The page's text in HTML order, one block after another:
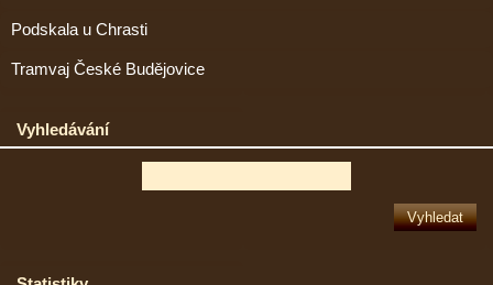
Podskala u Chrasti
Tramvaj České Budějovice
Vyhledávání